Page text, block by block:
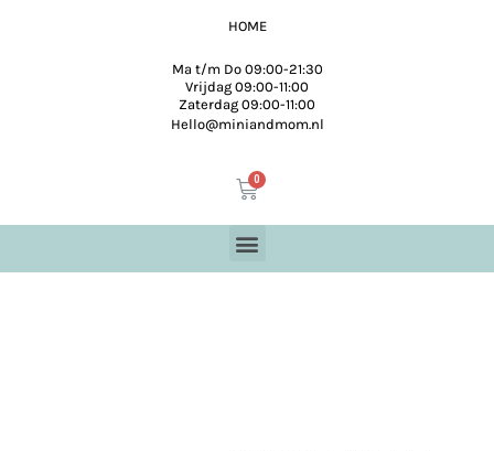
HOME
Ma t/m Do 09:00-21:30
Vrijdag 09:00-11:00
Zaterdag 09:00-11:00
Hello@miniandmom.nl